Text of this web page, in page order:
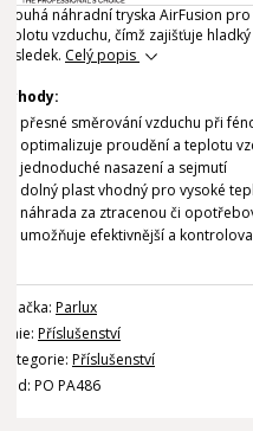
Dlouhá náhradní tryska AirFusion
teplotu vzduchu, čímž zajišťuje
výsledek. Celý popis
Výhody:
přesné směrování vzduchu při
optimalizuje proudění a teplotu
jednoduché nasazení a sejmutí
dolný plast vhodný pro vysoké
náhrada za ztracenou či
umožňuje efektivnější a
Značka: Parlux
Linie: Příslušenství
Kategorie: Příslušenství
Kód: PO PA486